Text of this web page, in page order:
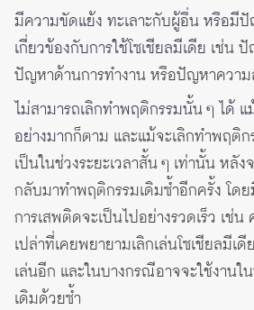
มีความขัดแย้ง ทะเลาะกับผู้อื่น หรือมี
เกี่ยวข้องกับการใช้โซเชียลมีเดีย เช่น
ปัญหาด้านการทำงาน หรือปัญหาควา
ไม่สามารถเลิกทำพฤติกรรมนั้น ๆ ได้
อย่างมากก็ตาม และแม้จะเลิกทำพฤติ
เป็นในช่วงระยะเวลาสั้น ๆ เท่านั้น หลั
กลับมาทำพฤติกรรมเดิมซ้ำอีกครั้ง โด
การเสพติดจะเป็นไปอย่างรวดเร็ว เช่
เปล่าที่เคยพยายามเลิกเล่นโซเชียลมี
เล่นอีก และในบางกรณีอาจจะใช้งาน
เดิมด้วยซ้ำ